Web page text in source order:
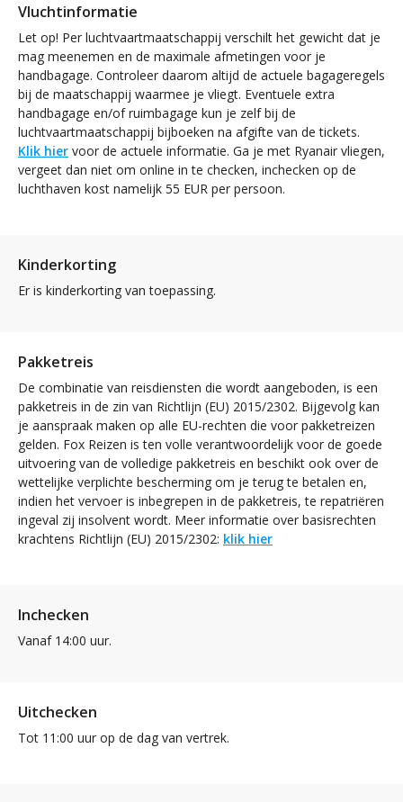
Vluchtinformatie
Let op! Per luchtvaartmaatschappij verschilt het gewicht dat je
mag meenemen en de maximale afmetingen voor je
handbagage. Controleer daarom altijd de actuele bagageregels
bij de maatschappij waarmee je vliegt. Eventuele extra
handbagage en/of ruimbagage kun je zelf bij de
luchtvaartmaatschappij bijboeken na afgifte van de tickets.
Klik hier voor de actuele informatie. Ga je met Ryanair vliegen,
vergeet dan niet om online in te checken, inchecken op de
luchthaven kost namelijk 55 EUR per persoon.
Kinderkorting
Er is kinderkorting van toepassing.
Pakketreis
De combinatie van reisdiensten die wordt aangeboden, is een
pakketreis in de zin van Richtlijn (EU) 2015/2302. Bijgevolg kan
je aanspraak maken op alle EU-rechten die voor pakketreizen
gelden. Fox Reizen is ten volle verantwoordelijk voor de goede
uitvoering van de volledige pakketreis en beschikt ook over de
wettelijke verplichte bescherming om je terug te betalen en,
indien het vervoer is inbegrepen in de pakketreis, te repatriëren
ingeval zij insolvent wordt. Meer informatie over basisrechten
krachtens Richtlijn (EU) 2015/2302: klik hier
Inchecken
Vanaf 14:00 uur.
Uitchecken
Tot 11:00 uur op de dag van vertrek.